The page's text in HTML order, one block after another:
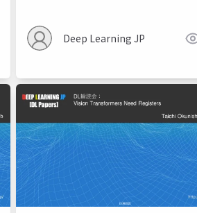
Deep Learning JP